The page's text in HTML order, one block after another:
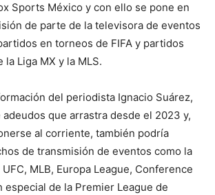
Sports México y con ello se pone en
de parte de la televisora de eventos
en torneos de FIFA y partidos
Liga MX y la MLS.
del periodista Ignacio Suárez,
que arrastra desde el 2023 y,
al corriente, también podría
de transmisión de eventos como la
UFC, MLB, Europa League, Conference
especial de la Premier League de